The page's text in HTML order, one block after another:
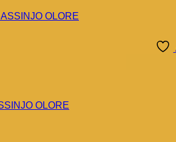
OLORE